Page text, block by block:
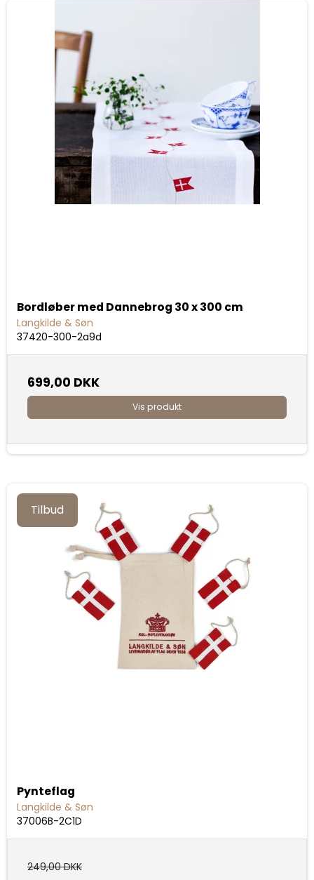
Bordløber med Dannebrog 30 x 300 cm
Langkilde & Søn
37420-300-2a9d
699,00 DKK
Vis produkt
Tilbud
Pynteflag
Langkilde & Søn
37006B-2C1D
249,00 DKK